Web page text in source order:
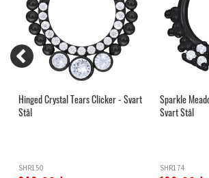
Hinged Crystal Tears Clicker - Svart
Stål
SHR150
Sparkle
Svart Stål
SHR174